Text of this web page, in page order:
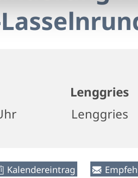
Lenggries
Lenggries
Kalendereintrag